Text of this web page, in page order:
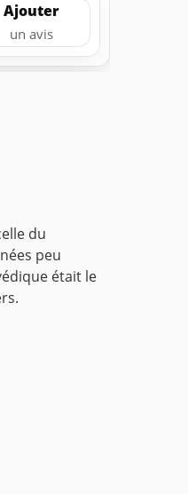
Ajouter
un avis
du
peu
était le